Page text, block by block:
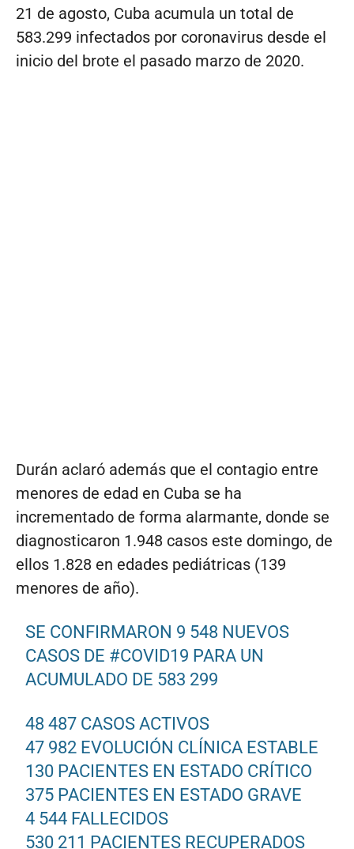
21 de agosto, Cuba acumula un total de
583.299 infectados por coronavirus desde el
inicio del brote el pasado marzo de 2020.
Durán aclaró además que el contagio entre
menores de edad en Cuba se ha
incrementado de forma alarmante, donde se
diagnosticaron 1.948 casos este domingo, de
ellos 1.828 en edades pediátricas (139
menores de año).
SE CONFIRMARON 9 548 NUEVOS
CASOS DE #COVID19 PARA UN
ACUMULADO DE 583 299
48 487 CASOS ACTIVOS
47 982 EVOLUCIÓN CLÍNICA ESTABLE
130 PACIENTES EN ESTADO CRÍTICO
375 PACIENTES EN ESTADO GRAVE
4 544 FALLECIDOS
530 211 PACIENTES RECUPERADOS